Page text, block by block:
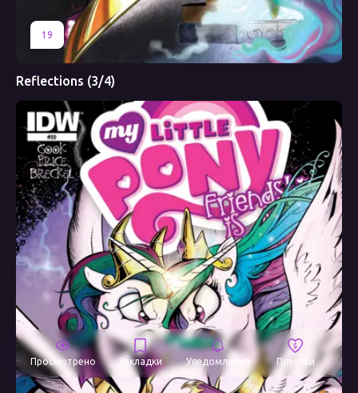
19
Reflections (3/4)
Просмотрено Закладки Уведомления Покупки